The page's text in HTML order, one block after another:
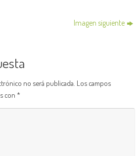
Imagen siguiente
no será publicada. Los campos
con *